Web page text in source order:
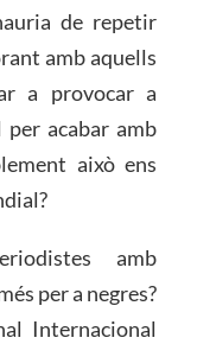
de repetir
amb aquells
a provocar a
acabar amb
això ens
amb
per a negres?
Internacional